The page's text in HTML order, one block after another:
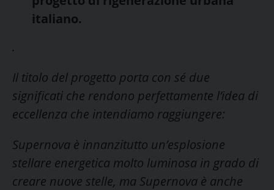
italiano.
.
Il titolo del progetto porta con sé due
significati che rendono perfettamente l’idea di
eccellenza che intendiamo raggiungere:
Supernova è innanzitutto un’esplosione
stellare energetica molto luminosa in grado di
creare nuove stelle, ma Supernova è anche